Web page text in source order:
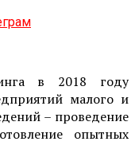
в 2018 году
малого и
– проведение
опытных